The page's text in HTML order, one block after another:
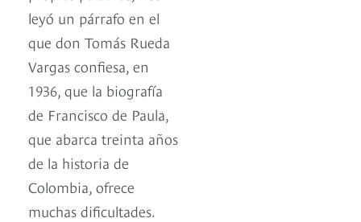
leyó un párrafo en el
que don Tomás Rueda
Vargas confiesa, en
1936, que la biografía
de Francisco de Paula,
que abarca treinta años
de la historia de
Colombia, ofrece
muchas dificultades.